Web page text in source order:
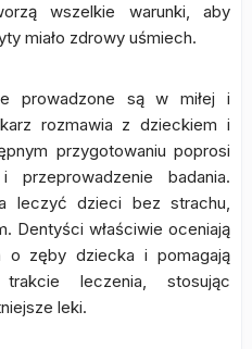
wszelkie warunki, aby
miało zdrowy uśmiech.
prowadzone są w miłej i
rozmawia z dzieckiem i
przygotowaniu poprosi
badania.
leczyć dzieci bez strachu,
Dentyści właściwie oceniają
o zęby dziecka i pomagają
leczenia, stosując
leki.